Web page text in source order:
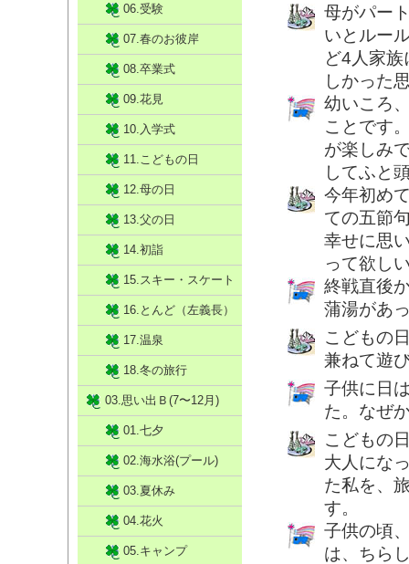
母がパー
いとルー
ど4人家
しかった
幼いころ
ことです
が楽しみ
してふと
今年初め
ての五節
幸せに思
って欲し
終戦直後
蒲湯があ
こどもの
兼ねて遊
子供に日
た。なぜ
こどもの
大人にな
た私を、
す。
子供の頃
は、ちら
06.受験
07.春のお彼岸
08.卒業式
09.花見
10.入学式
11.こどもの日
12.母の日
13.父の日
14.初詣
15.スキー・スケート
16.とんど（左義長）
17.温泉
18.冬の旅行
03.思い出Ｂ(7〜12月)
01.七夕
02.海水浴(プール)
03.夏休み
04.花火
05.キャンプ